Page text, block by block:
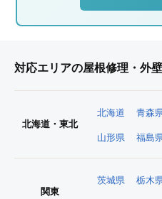
対応エリアの屋根修理・外
北海道・東北
北海道 青森
山形県 福島
関東
茨城県 栃木